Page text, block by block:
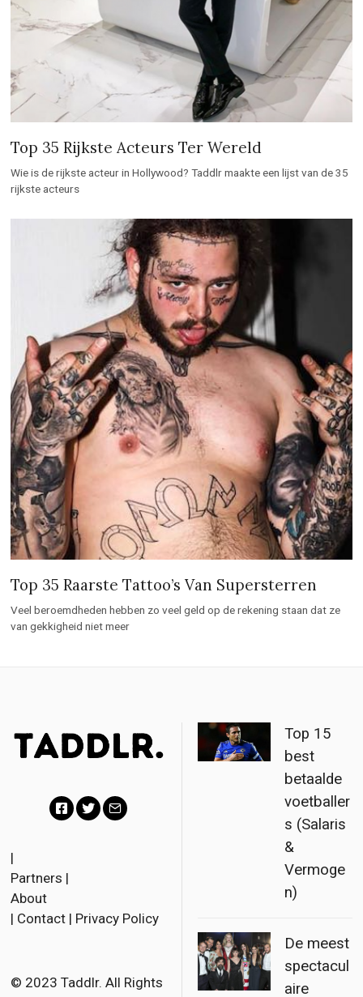
Top 35 Rijkste Acteurs Ter Wereld
Wie is de rijkste acteur in Hollywood? Taddlr maakte een lijst van de 35
rijkste acteurs
Top 35 Raarste Tattoo’s Van Supersterren
Veel beroemdheden hebben zo veel geld op de rekening staan dat ze
van gekkigheid niet meer
c
o
r
l
|
Partners |
About
| Contact | Privacy Policy
© 2023 Taddlr. All Rights
Top 15
best
betaalde
voetballer
s (Salaris
&
Vermoge
n)
De meest
spectacul
aire